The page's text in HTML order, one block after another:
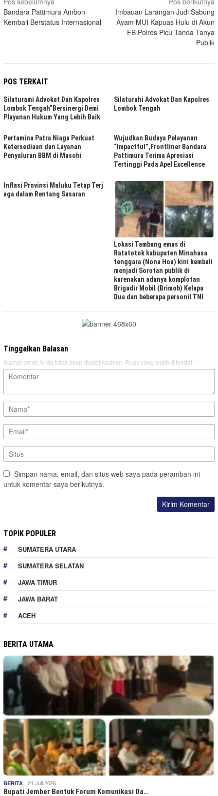
pos
Bandara Pattimura Ambon
Kembali Berstatus Internasional
Imbauan Larangan Judi Sabung
Ayam MUI Kapuas Hulu di Akun
FB Polres Picu Tanda Tanya
Publik
POS TERKAIT
Silaturami Advokat Dan Kapolres
Lombok Tengah”Bersinergi Demi
Playanan Hukum Yang Lebih Baik
Silaturahi Advokat Dan Kapolres
Lombok Tengah
Pertamina Patra Niaga Perkuat
Ketersediaan dan Layanan
Penyaluran BBM di Masohi
Wujudkan Budaya Pelayanan
“Impactful”,Frontliner Bandara
Pattimura Terima Apresiasi
Tertinggi Pada Apel Excellence
Inflasi Provinsi Maluku Tetap Terj
aga dalam Rentang Sasaran
Lokasi Tambang emas di
Ratatotok kabupaten Minahasa
tenggara (Nona Hoa) kini kembali
menjadi Sorotan publik di
karenakan adanya komplotan
Brigadir Mobil (Brimob) Kelapa
Dua dan beberapa personil TNI
Tinggalkan Balasan
Alamat email Anda tidak akan dipublikasikan. Ruas yang wajib ditandai *
Simpan nama, email, dan situs web saya pada peramban ini
untuk komentar saya berikutnya.
TOPIK POPULER
SUMATERA UTARA
SUMATERA SELATAN
JAWA TIMUR
JAWA BARAT
ACEH
BERITA UTAMA
BERITA 21 Juli 2026
Bupati Jember Bentuk Forum Komunikasi Da…